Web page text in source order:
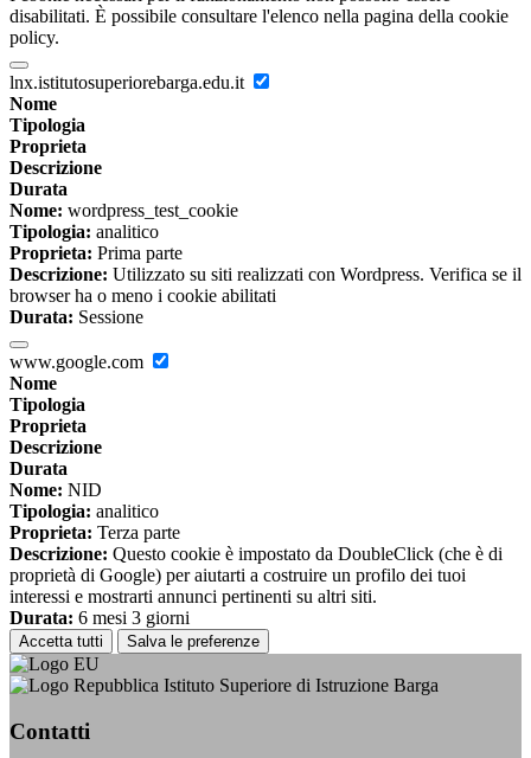
disabilitati. È possibile consultare l'elenco nella pagina della cookie
policy.
lnx.istitutosuperiorebarga.edu.it
Nome
Tipologia
Proprieta
Descrizione
Durata
Nome: wordpress_test_cookie
Tipologia: analitico
Proprieta: Prima parte
Descrizione: Utilizzato su siti realizzati con Wordpress. Verifica se il
browser ha o meno i cookie abilitati
Durata: Sessione
www.google.com
Nome
Tipologia
Proprieta
Descrizione
Durata
Nome: NID
Tipologia: analitico
Proprieta: Terza parte
Descrizione: Questo cookie è impostato da DoubleClick (che è di
proprietà di Google) per aiutarti a costruire un profilo dei tuoi
interessi e mostrarti annunci pertinenti su altri siti.
Durata: 6 mesi 3 giorni
Accetta tutti Salva le preferenze
Istituto Superiore di Istruzione Barga
Contatti